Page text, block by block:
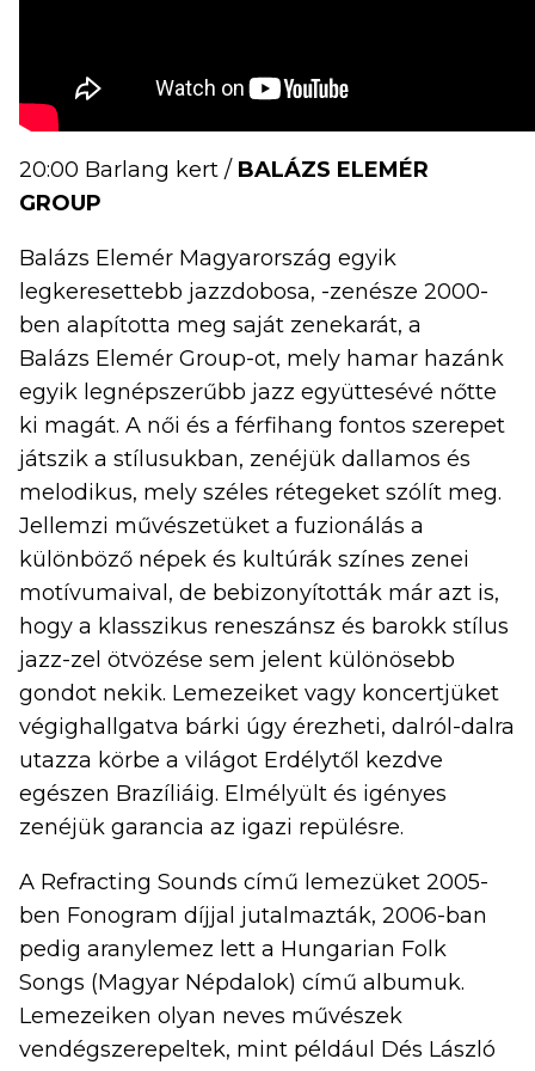
20:00 Barlang kert / BALÁZS ELEMÉR
GROUP
Balázs Elemér Magyarország egyik
legkeresettebb jazzdobosa, -zenésze 2000-
ben alapította meg saját zenekarát, a
Balázs Elemér Group-ot, mely hamar hazánk
egyik legnépszerűbb jazz együttesévé nőtte
ki magát. A női és a férfihang fontos szerepet
játszik a stílusukban, zenéjük dallamos és
melodikus, mely széles rétegeket szólít meg.
Jellemzi művészetüket a fuzionálás a
különböző népek és kultúrák színes zenei
motívumaival, de bebizonyították már azt is,
hogy a klasszikus reneszánsz és barokk stílus
jazz-zel ötvözése sem jelent különösebb
gondot nekik. Lemezeiket vagy koncertjüket
végighallgatva bárki úgy érezheti, dalról-dalra
utazza körbe a világot Erdélytől kezdve
egészen Brazíliáig. Elmélyült és igényes
zenéjük garancia az igazi repülésre.
A Refracting Sounds című lemezüket 2005-
ben Fonogram díjjal jutalmazták, 2006-ban
pedig aranylemez lett a Hungarian Folk
Songs (Magyar Népdalok) című albumuk.
Lemezeiken olyan neves művészek
vendégszerepeltek, mint például Dés László